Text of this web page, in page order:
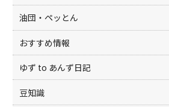
油団・ペッとん
おすすめ情報
ゆず to あんず日記
豆知識